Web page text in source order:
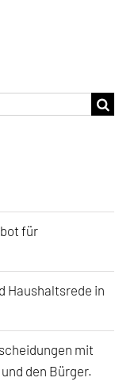
für
Haushaltsrede in
mit
den Bürger.